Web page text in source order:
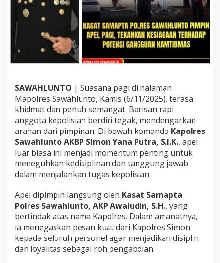
K
a
s
a
t
S
a
p
t
a
,
K
a
p
o
l
r
s
S
i
m
o
n
T
e
SAWAHLUNTO | Suasana pagi di halaman
Mapolres Sawahlunto, Kamis (6/11/2025), terasa
khidmat dan penuh semangat. Barisan rapi
anggota kepolisian berdiri tegak, mendengarkan
arahan dari pimpinan. Di bawah komando Kapolres
Sawahlunto AKBP Simon Yana Putra, S.I.K., apel
luar biasa ini menjadi momentum penting untuk
meneguhkan kedisiplinan dan tanggung jawab
dalam menjalankan tugas kepolisian.
Apel dipimpin langsung oleh Kasat Samapta
Polres Sawahlunto, AKP Awaludin, S.H., yang
bertindak atas nama Kapolres. Dalam amanatnya,
ia menegaskan pesan kuat dari Kapolres Simon
kepada seluruh personel agar menjadikan disiplin
dan loyalitas sebagai roh pengabdian.